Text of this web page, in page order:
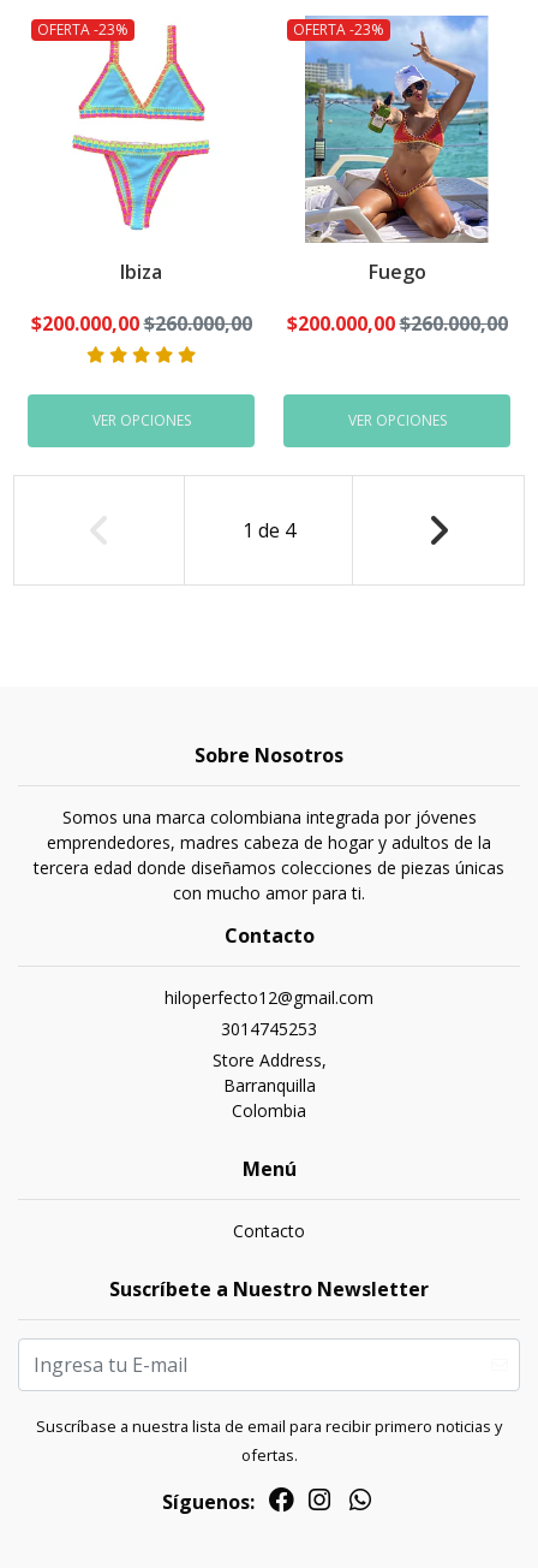
OFERTA -23%
Ibiza
$200.000,00$260.000,00
VER OPCIONES
OFERTA -23%
Fuego
$200.000,00$260.000,00
VER OPCIONES
1 de 4
Sobre Nosotros
Somos una marca colombiana integrada por jóvenes
emprendedores, madres cabeza de hogar y adultos de la
tercera edad donde diseñamos colecciones de piezas únicas
con mucho amor para ti.
Contacto
hiloperfecto12@gmail.com
3014745253
Store Address,
Barranquilla
Colombia
Menú
Contacto
Suscríbete a Nuestro Newsletter
Suscríbase a nuestra lista de email para recibir primero noticias y
ofertas.
Síguenos: